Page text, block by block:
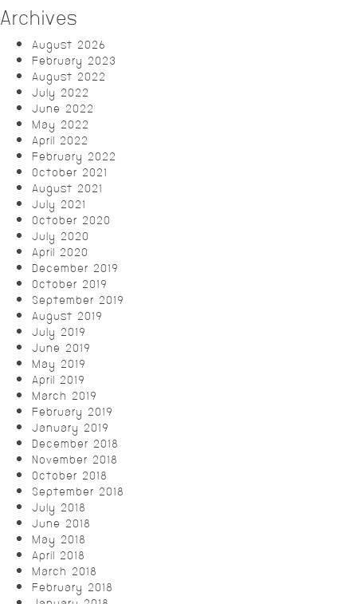
Archives
August 2026
February 2023
August 2022
July 2022
June 2022
May 2022
April 2022
February 2022
October 2021
August 2021
July 2021
October 2020
July 2020
April 2020
December 2019
October 2019
September 2019
August 2019
July 2019
June 2019
May 2019
April 2019
March 2019
February 2019
January 2019
December 2018
November 2018
October 2018
September 2018
July 2018
June 2018
May 2018
April 2018
March 2018
February 2018